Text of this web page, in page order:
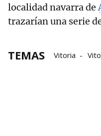
localidad navarra de
trazarían una serie
TEMAS Vitoria